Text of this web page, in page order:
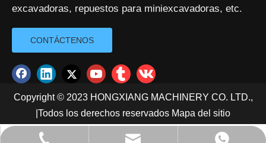
excavadoras, repuestos para miniexcavadoras, etc.
CONTÁCTENOS
+86-750-6318209
info@hx-machinery.cn
+8613672844386
Copyright © 2023 HONGXIANG MACHINERY CO. LTD.,
|Todos los derechos reservados Mapa del sitio